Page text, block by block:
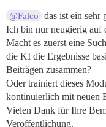
@Falco
das ist ein sehr
Ich bin nur neugierig auf
Macht es zuerst eine
die KI die Ergebnisse
Beiträgen zusammen?
Oder trainiert dieses
kontinuierlich mit neuen
Vielen Dank für Ihre
Veröffentlichung.